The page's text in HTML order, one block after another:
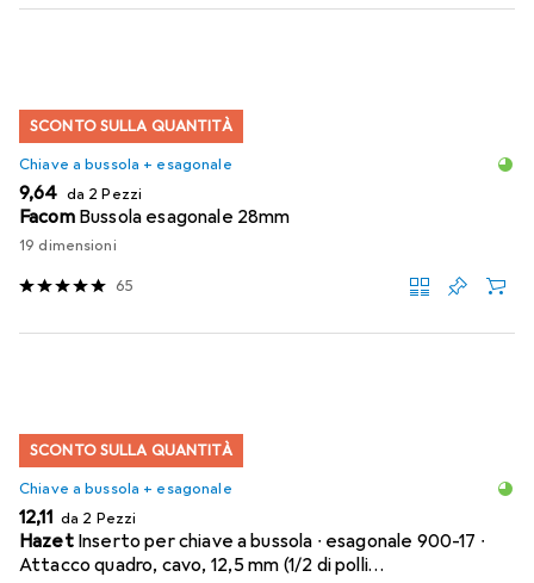
SCONTO SULLA QUANTITÀ
Chiave a bussola + esagonale
EUR
9,64 da 2 Pezzi
Facom Bussola esagonale 28mm
19 dimensioni
65
SCONTO SULLA QUANTITÀ
Chiave a bussola + esagonale
EUR
12,11 da 2 Pezzi
Hazet Inserto per chiave a bussola ∙ esagonale 900-17 ∙
Attacco quadro, cavo, 12,5 mm (1/2 di polli…